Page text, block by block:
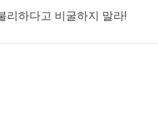
리하다고 비굴하지 말라!